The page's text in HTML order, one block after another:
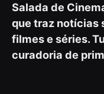
Salada de
que traz notícias
filmes e séries.
curadoria de